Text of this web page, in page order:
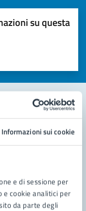
Informazioni sui cookie
e di sessione per
cookie analitici per
da parte degli
su questa
5 stelle)la chiarezza delle